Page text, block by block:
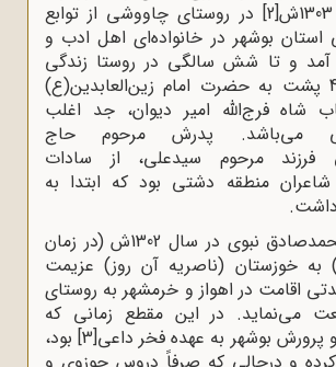
[2] در روستای چاووشی از توابع
بوشهر در خانواده‌ای اهل ادب و
آمد و تا شش سالگی در روستا زندگی
نمود. وی با 45 پشت به حضرت امام زین‌العابدین(ع)
شاه فرج‌الله امیر دیوان، جد اغلب
می‌باشد. پدرش مرحوم حاج
فرزند مرحوم سیدعلی، از سادات
منطقه دشتی بود که ابتدا به
مرحوم سیدمحمدصادق نبوی در سال 1302ش (در زمان
به خوزستان (ناصریه آن روز) عزیمت
اقامت در اهواز و خرمشهر به روستای
می‌نماید. در این مقطع زمانی که
بوشهر به عهده فخر داعی[3]بود،